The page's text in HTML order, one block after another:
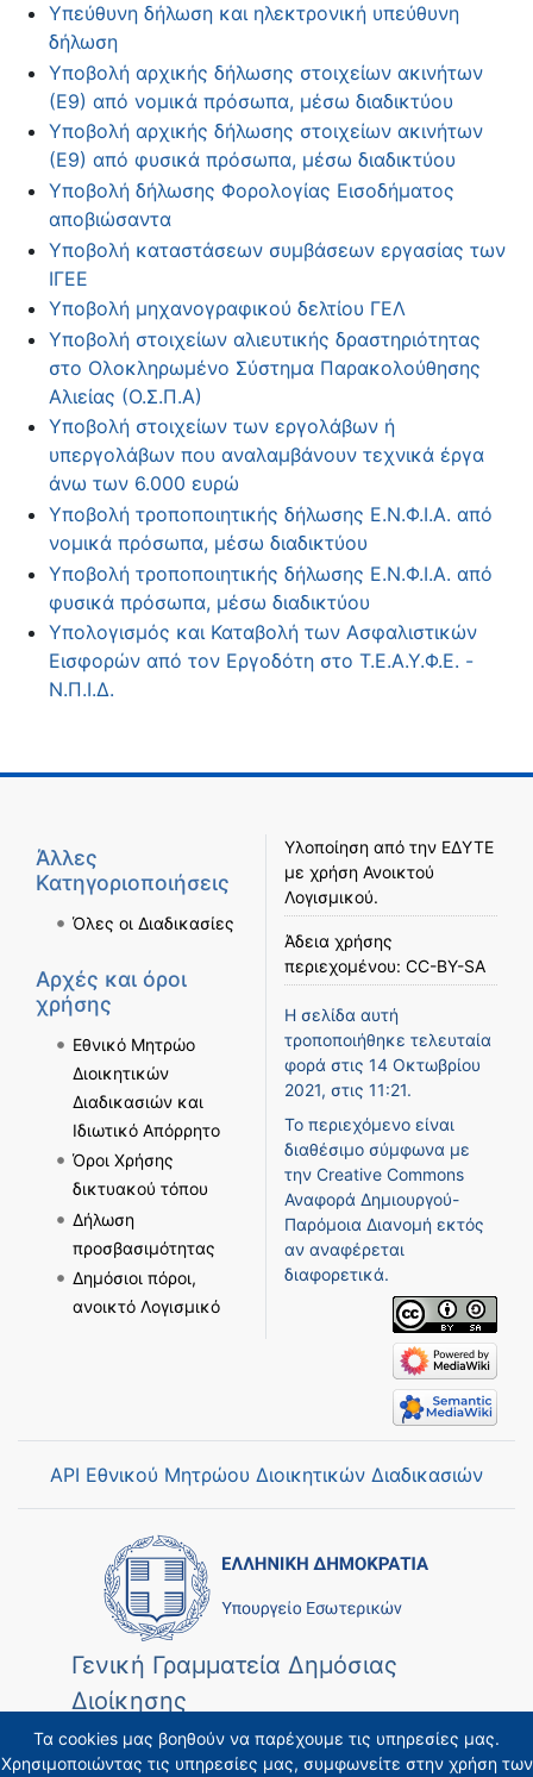
Υπεύθυνη δήλωση και ηλεκτρονική υπεύθυνη
δήλωση
Υποβολή αρχικής δήλωσης στοιχείων ακινήτων
(Ε9) από νομικά πρόσωπα, μέσω διαδικτύου
Υποβολή αρχικής δήλωσης στοιχείων ακινήτων
(Ε9) από φυσικά πρόσωπα, μέσω διαδικτύου
Υποβολή δήλωσης Φορολογίας Εισοδήματος
αποβιώσαντα
Υποβολή καταστάσεων συμβάσεων εργασίας των
ΙΓΕΕ
Υποβολή μηχανογραφικού δελτίου ΓΕΛ
Υποβολή στοιχείων αλιευτικής δραστηριότητας
στο Ολοκληρωμένο Σύστημα Παρακολούθησης
Αλιείας (Ο.Σ.Π.Α)
Υποβολή στοιχείων των εργολάβων ή
υπεργολάβων που αναλαμβάνουν τεχνικά έργα
άνω των 6.000 ευρώ
Υποβολή τροποποιητικής δήλωσης Ε.Ν.Φ.Ι.Α. από
νομικά πρόσωπα, μέσω διαδικτύου
Υποβολή τροποποιητικής δήλωσης Ε.Ν.Φ.Ι.Α. από
φυσικά πρόσωπα, μέσω διαδικτύου
Υπολογισμός και Καταβολή των Ασφαλιστικών
Εισφορών από τον Εργοδότη στο Τ.Ε.Α.Υ.Φ.Ε. -
Ν.Π.Ι.Δ.
Τα cookies μας βοηθούν να παρέχουμε τις υπηρεσίες μας.
Χρησιμοποιώντας τις υπηρεσίες μας, συμφωνείτε στην χρήση των
Άλλες
Κατηγοριοποιήσεις
Όλες οι Διαδικασίες
Αρχές και όροι
χρήσης
Εθνικό Μητρώο
Διοικητικών
Διαδικασιών και
Ιδιωτικό Απόρρητο
Όροι Χρήσης
δικτυακού τόπου
Δήλωση
προσβασιμότητας
Δημόσιοι πόροι,
ανοικτό Λογισμικό
Υλοποίηση από την ΕΔΥΤΕ
με χρήση Ανοικτού
Λογισμικού.
Άδεια χρήσης
περιεχομένου: CC-BY-SA
Η σελίδα αυτή
τροποποιήθηκε τελευταία
φορά στις 14 Οκτωβρίου
2021, στις 11:21.
Το περιεχόμενο είναι
διαθέσιμο σύμφωνα με
την Creative Commons
Αναφορά Δημιουργού-
Παρόμοια Διανομή εκτός
αν αναφέρεται
διαφορετικά.
API Εθνικού Μητρώου Διοικητικών Διαδικασιών
Γενική Γραμματεία Δημόσιας
Διοίκησης